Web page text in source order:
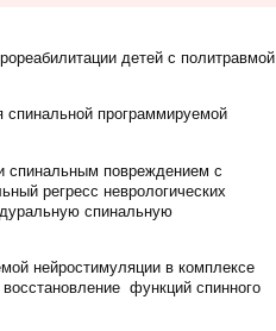
детей с политравмой
спинальной программируемой
спинальным повреждением с
регресс неврологических
спинальную
нейростимуляции в комплексе
функций спинного